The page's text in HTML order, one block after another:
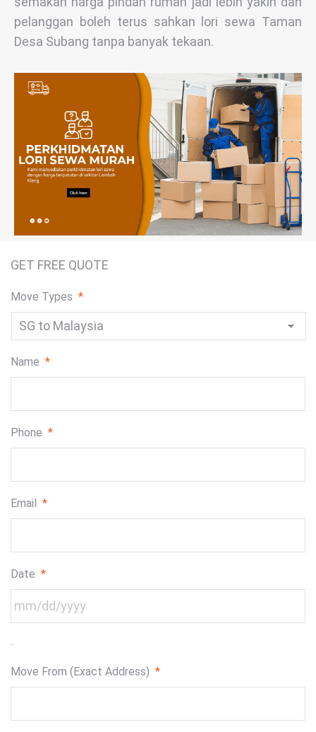
pelanggan boleh terus sahkan lori sewa Taman
Desa Subang tanpa banyak tekaan.
GET FREE QUOTE
Move Types *
Name *
Phone *
Email *
Date *
Move From (Exact Address) *